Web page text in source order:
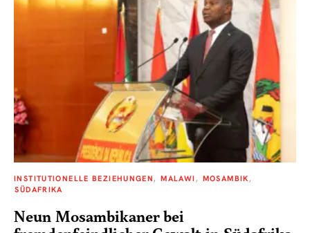
INSTITUTIONELLE BEZIEHUNGEN MALAWI
MOSAMBIK
SÜDAFRIKA
Neun Mosambikaner bei